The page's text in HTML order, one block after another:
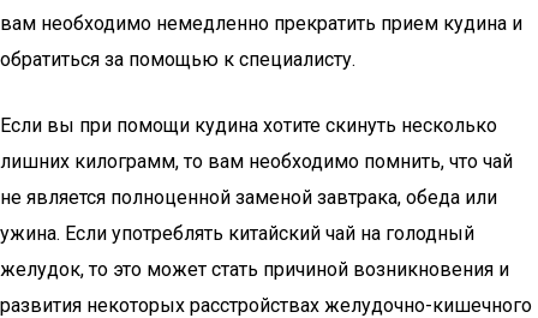
вам необходимо немедленно прекратить прием кудина и
обратиться за помощью к специалисту.
Если вы при помощи кудина хотите скинуть несколько
лишних килограмм, то вам необходимо помнить, что чай
не является полноценной заменой завтрака, обеда или
ужина. Если употреблять китайский чай на голодный
желудок, то это может стать причиной возникновения и
развития некоторых расстройствах желудочно-кишечного